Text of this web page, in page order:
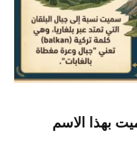
بهذا الاسم